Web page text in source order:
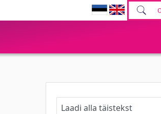
Laadi alla täistekst